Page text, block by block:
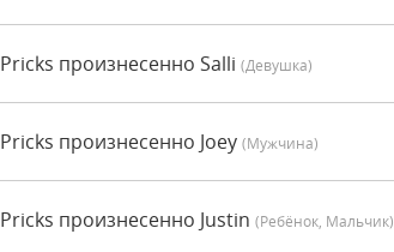
Pricks произнесенно Salli (девушка)
Pricks произнесенно Joey (мужчина)
Pricks произнесенно Justin (Ребёнок, Мальчик)